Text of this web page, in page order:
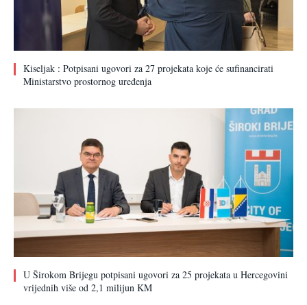
Kiseljak : Potpisani ugovori za 27 projekata koje će sufinancirati
Ministarstvo prostornog uređenja
U Širokom Brijegu potpisani ugovori za 25 projekata u Hercegovini
vrijednih više od 2,1 milijun KM